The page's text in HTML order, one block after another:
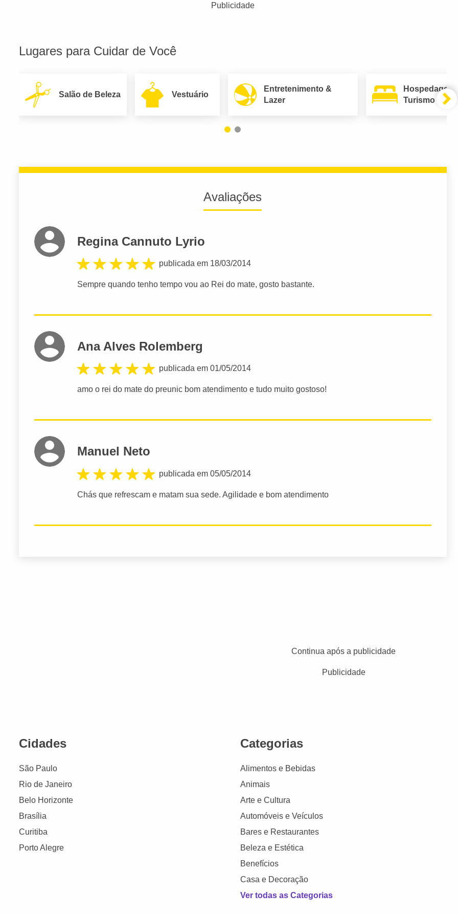
Publicidade
Lugares para Cuidar de Você
Salão de Beleza Vestuário
Entretenimento &
Lazer
Hospedagem
Turismo
Avaliações
Regina Cannuto Lyrio
publicada em 18/03/2014
Sempre quando tenho tempo vou ao Rei do mate, gosto bastante.
Ana Alves Rolemberg
publicada em 01/05/2014
amo o rei do mate do preunic bom atendimento e tudo muito gostoso!
Manuel Neto
publicada em 05/05/2014
Chás que refrescam e matam sua sede. Agilidade e bom atendimento
Continua após a publicidade
Publicidade
Cidades
São Paulo
Rio de Janeiro
Belo Horizonte
Brasília
Curitiba
Porto Alegre
Categorias
Alimentos e Bebidas
Animais
Arte e Cultura
Automóveis e Veículos
Bares e Restaurantes
Beleza e Estética
Benefícios
Casa e Decoração
Ver todas as Categorias